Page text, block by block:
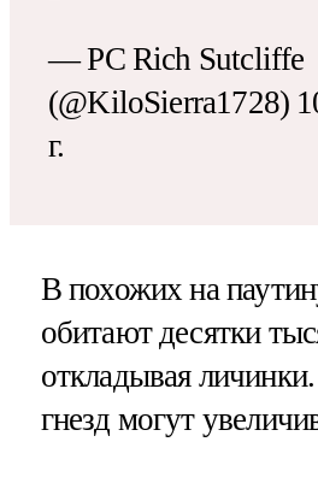
— PC Rich Sutcliffe
(@KiloSierra1728)
г.
В похожих на
обитают десятки
откладывая
гнезд могут